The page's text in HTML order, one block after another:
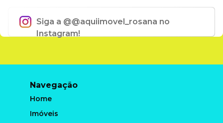
Siga a @@aquiimovel_rosana no
Instagram!
Navegação
Home
Imóveis